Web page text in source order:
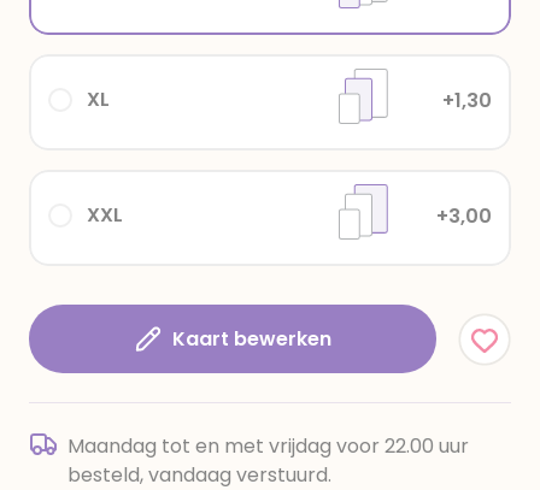
XXL +3,00
XL +1,30
Kaart bewerken
Maandag tot en met vrijdag voor 22.00 uur
besteld, vandaag verstuurd.